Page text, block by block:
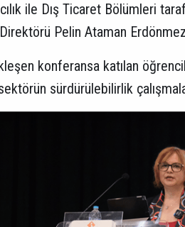
ile Dış Ticaret Bölümleri
Pelin Ataman
konferansa katılan
sürdürülebilirlik